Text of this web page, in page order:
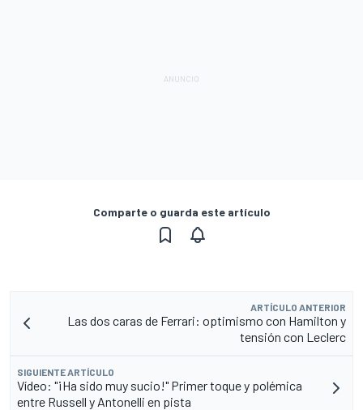
Comparte o guarda este artículo
ARTÍCULO ANTERIOR
Las dos caras de Ferrari: optimismo con Hamilton y
tensión con Leclerc
SIGUIENTE ARTÍCULO
Vídeo: "¡Ha sido muy sucio!" Primer toque y polémica
entre Russell y Antonelli en pista